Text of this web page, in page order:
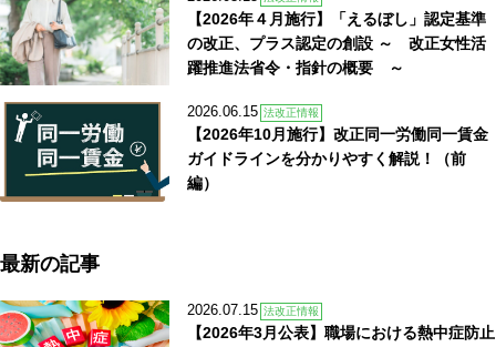
【2026年４月施行】「えるぼし」認定基準
の改正、プラス認定の創設 ～ 改正女性活
躍推進法省令・指針の概要 ～
2026.06.15 法改正情報
【2026年10月施行】改正同一労働同一賃金
ガイドラインを分かりやすく解説！（前
編）
最新の記事
2026.07.15 法改正情報
【2026年3月公表】職場における熱中症防止